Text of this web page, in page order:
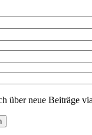
über neue Beiträge